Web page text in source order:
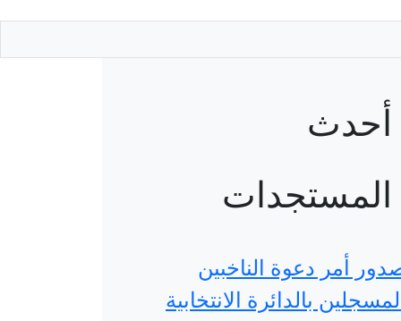
أحدث
المستجدات
أمر دعوة الناخبين
بالدائرة الانتخابية